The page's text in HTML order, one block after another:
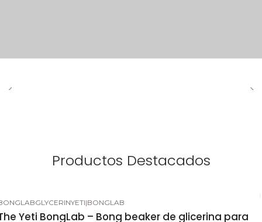
Productos Destacados
|BONGLAB
Yeti BongLab – Bong beaker de glicerina para